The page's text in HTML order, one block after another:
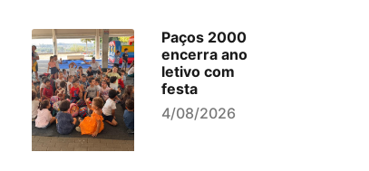
Paços 2000
encerra ano
letivo com
festa
4/08/2026